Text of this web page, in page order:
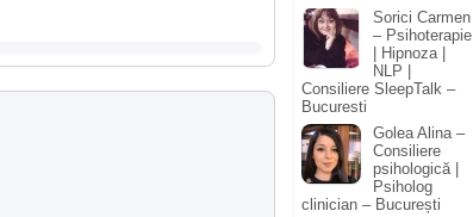
Sorici Carmen
– Psihoterapie
| Hipnoza |
NLP |
Consiliere SleepTalk –
Bucuresti
Golea Alina –
Consiliere
psihologică |
Psiholog
clinician – București